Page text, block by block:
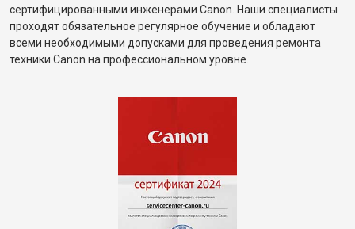
сертифицированными инженерами Canon. Наши специалисты
проходят обязательное регулярное обучение и обладают
всеми необходимыми допусками для проведения ремонта
техники Canon на профессиональном уровне.